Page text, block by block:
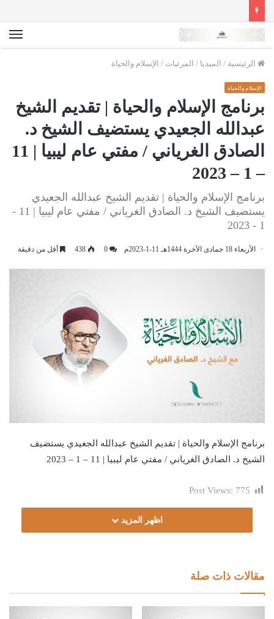
الرئيسية / الميديا / المرئيات / الإسلام والحياة
الإسلام والحياة
برنامج الإسلام والحياة | تقديم الشيخ
عبدالله الجعيدي يستضيف الشيخ د.
الصادق الغرياني / مفتي عام ليبيا | 11
– 1 – 2023
برنامج الإسلام والحياة | تقديم الشيخ عبدالله الجعيدي
يستضيف الشيخ د. الصادق الغرياني / مفتي عام ليبيا | 11 -
1 - 2023
الأربعاء 18 جمادى الآخرة 1444هـ 11-1-2023م 0
438 أقل من دقيقة
برنامج الإسلام والحياة | تقديم الشيخ عبدالله الجعيدي يستضيف
الشيخ د. الصادق الغرياني / مفتي عام ليبيا | 11 – 1 – 2023
Post Views: 775
اظهر المزيد
مقالات ذات صلة